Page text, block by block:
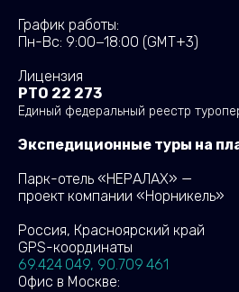
График работы:
Пн-Вс: 9:00−18:00 (GMT+3)
Лицензия
РТО 22 273
Единый федеральный реестр
Экспедиционные туры на
Парк-отель «НЕРАЛАХ» —
проект компании «Норникель»
Россия, Красноярский край
GPS-координаты
69.424 049, 90.709 461
Офис в Москве: